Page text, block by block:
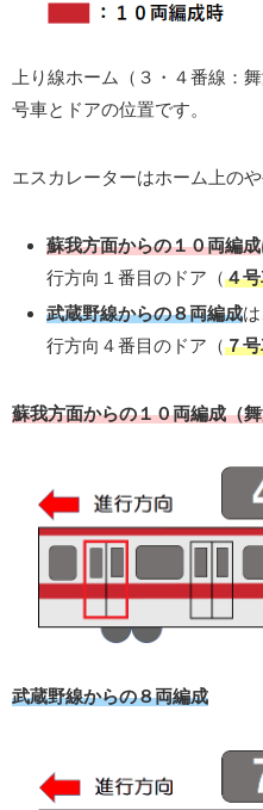
上り線ホーム（３・４番線：
号車とドアの位置です。
エスカレーターはホーム上の
蘇我方面からの１０両編成
行方向１番目のドア（４
武蔵野線からの８両編成
行方向４番目のドア（７
蘇我方面からの１０両編成（
武蔵野線からの８両編成